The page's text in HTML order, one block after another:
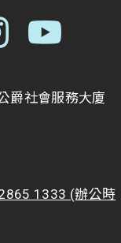
爵社會服務大廈
1333 (辦公時